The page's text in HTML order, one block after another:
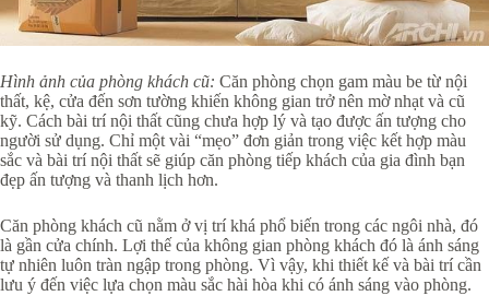
Hình ảnh của phòng khách cũ: Căn phòng chọn gam màu be từ nội
thất, kệ, cửa đến sơn tường khiến không gian trở nên mờ nhạt và cũ
kỹ. Cách bài trí nội thất cũng chưa hợp lý và tạo được ấn tượng cho
người sử dụng. Chỉ một vài “mẹo” đơn giản trong việc kết hợp màu
sắc và bài trí nội thất sẽ giúp căn phòng tiếp khách của gia đình bạn
đẹp ấn tượng và thanh lịch hơn.
Căn phòng khách cũ nằm ở vị trí khá phổ biến trong các ngôi nhà, đó
là gần cửa chính. Lợi thế của không gian phòng khách đó là ánh sáng
tự nhiên luôn tràn ngập trong phòng. Vì vậy, khi thiết kế và bài trí cần
lưu ý đến việc lựa chọn màu sắc hài hòa khi có ánh sáng vào phòng.